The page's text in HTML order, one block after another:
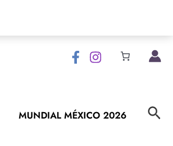
MUNDIAL MÉXICO 2026